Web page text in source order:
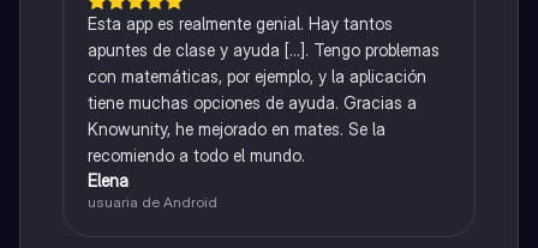
Esta app es realmente genial. Hay tantos
apuntes de clase y ayuda [...]. Tengo problemas
con matemáticas, por ejemplo, y la aplicación
tiene muchas opciones de ayuda. Gracias a
Knowunity, he mejorado en mates. Se la
recomiendo a todo el mundo.
Elena
usuaria de Android